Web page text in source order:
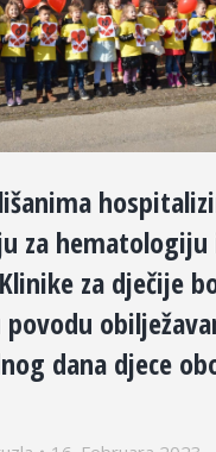
za hematologiju
za dječije
povodu
dana djece